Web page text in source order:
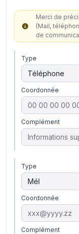
Merci de
(Mail,
de
Type
Coordonnée
Complément
Type
Coordonnée
Complément